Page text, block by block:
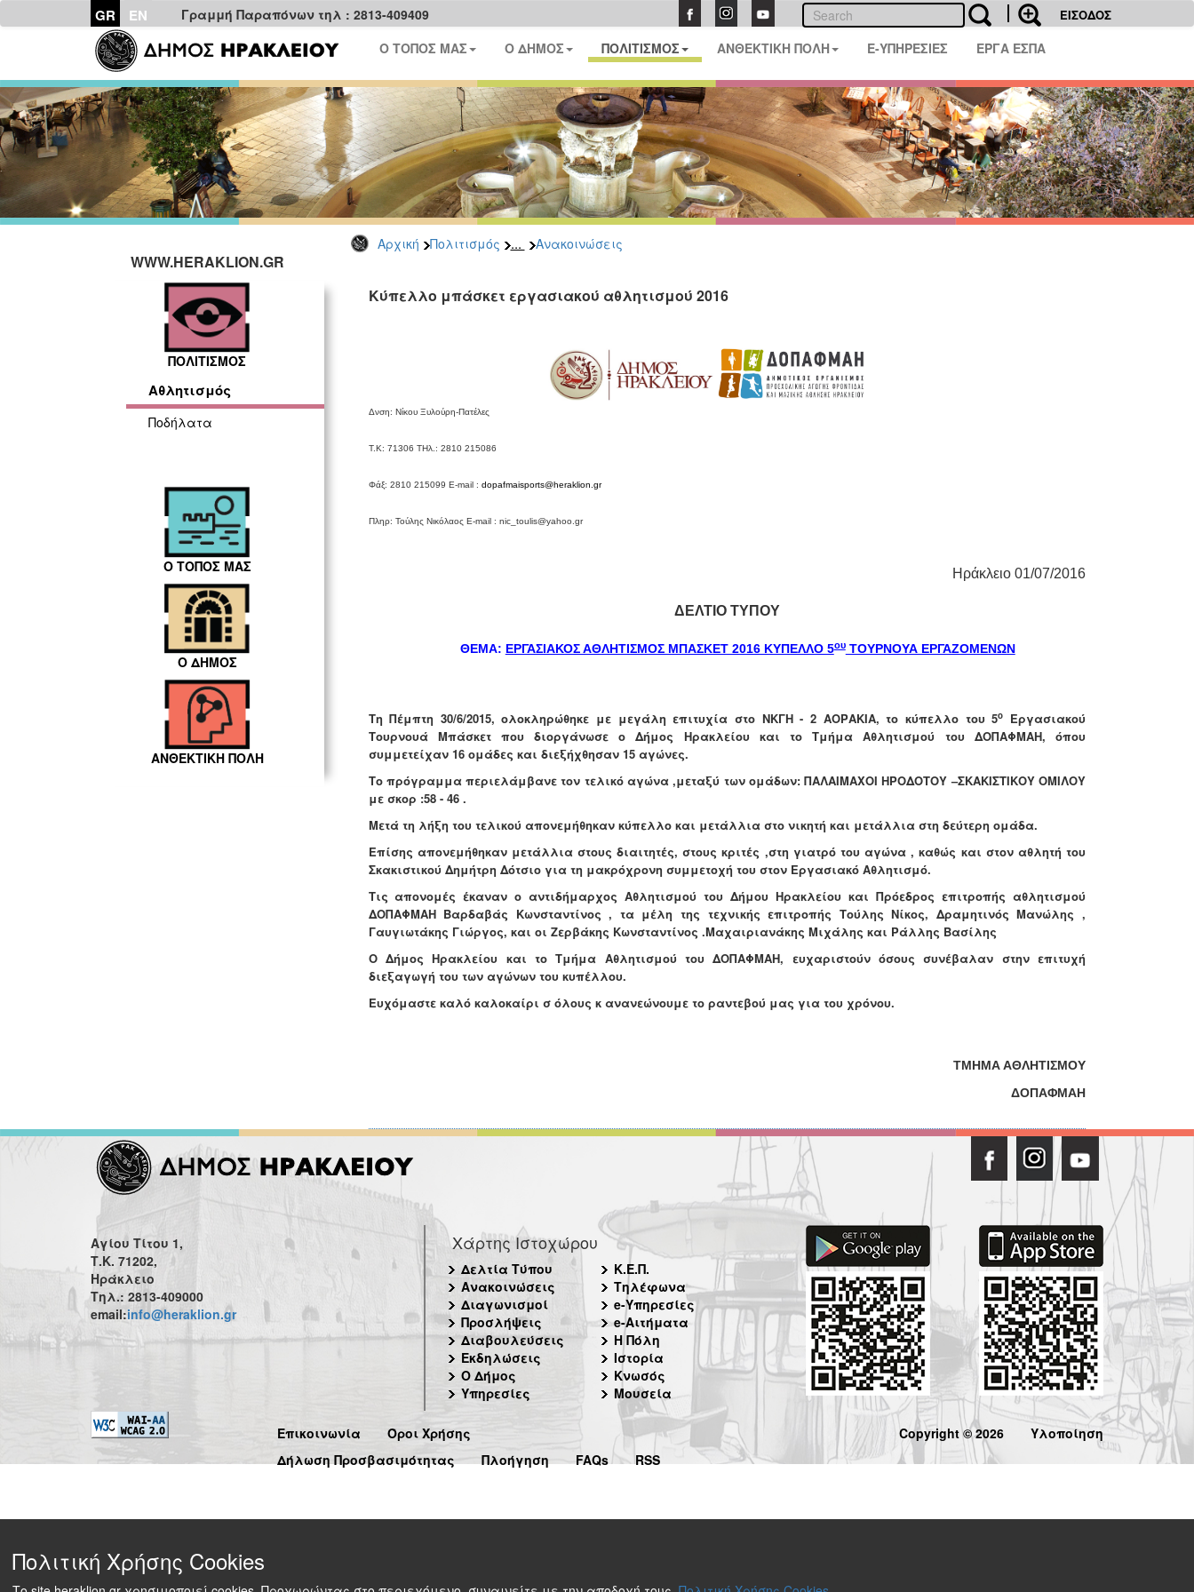
GR EN Γραμμή Παραπόνων τηλ : 2813-409409 ΕΙΣΟΔΟΣ
Ο ΤΟΠΟΣ ΜΑΣ Ο ΔΗΜΟΣ ΠΟΛΙΤΙΣΜΟΣ ΑΝΘΕΚΤΙΚΗ ΠΟΛΗ E-ΥΠΗΡΕΣΙΕΣ ΕΡΓΑ ΕΣΠΑ
Αρχική Πολιτισμός ... Ανακοινώσεις
WWW.HERAKLION.GR
ΠΟΛΙΤΙΣΜΟΣ
Αθλητισμός
Ποδήλατα
Ο ΤΟΠΟΣ ΜΑΣ
Ο ΔΗΜΟΣ
ΑΝΘΕΚΤΙΚΗ ΠΟΛΗ
Κύπελλο μπάσκετ εργασιακού αθλητισμού 2016
Δνση: Νίκου Ξυλούρη-Πατέλες
Τ.Κ: 71306 ΤΗλ.: 2810 215086
Φάξ: 2810 215099 E-mail: dopafmaisports@heraklion gr
Πληρ: Τούλης Νικόλαος E-mail: nic_ toulis@yahoo gr
Ηράκλειο 01/07/2016
ΔΕΛΤΙΟ ΤΥΠΟΥ
ΘΕΜΑ: ΕΡΓΑΣΙΑΚΟΣ ΑΘΛΗΤΙΣΜΟΣ ΜΠΑΣΚΕΤ 2016 ΚΥΠΕΛΛΟ 5ουΤΟΥΡΝΟΥΑ ΕΡΓΑΖΟΜΕΝΩΝ
Τη Πέμπτη 30/6/2015, ολοκληρώθηκε με μεγάλη επιτυχία στο ΝΚΓΗ - 2 ΑΟΡΑΚΙΑ, το κύπελλο του 5ο
Εργασιακού
Τουρνουά Μπάσκετ που διοργάνωσε ο Δήμος Ηρακλείου και το Τμήμα Αθλητισμού του ΔΟΠΑΦΜΑΗ, όπου
συμμετείχαν 16 ομάδες και διεξήχθησαν 15 αγώνες.
Το πρόγραμμα περιελάμβανε τον τελικό αγώνα ,μεταξύ των ομάδων:ΠΑΛΑΙΜΑΧΟΙ ΗΡΟΔΟΤΟΥ –ΣΚΑΚΙΣΤΙΚΟΥ ΟΜΙΛΟΥ
με σκορ :58 - 46 .
Μετά τη λήξη του τελικού απονεμήθηκαν κύπελλο και μετάλλια στο νικητή και μετάλλια στη δεύτερη ομάδα.
Επίσης απονεμήθηκαν μετάλλια στους διαιτητές, στους κριτές ,στη γιατρό του αγώνα , καθώς και στον αθλητή του
Σκακιστικού Δημήτρη Δότσιο για τη μακρόχρονη συμμετοχή του στον Εργασιακό Αθλητισμό.
Τις απονομές έκαναν ο αντιδήμαρχος Αθλητισμού του Δήμου Ηρακλείου και Πρόεδρος επιτροπής αθλητισμού
ΔΟΠΑΦΜΑΗ Βαρδαβάς Κωνσταντίνος , τα μέλη της τεχνικής επιτροπής Τούλης Νίκος, Δραμητινός Μανώλης ,
Γαυγιωτάκης Γιώργος, και οι Ζερβάκης Κωνσταντίνος .Μαχαιριανάκης Μιχάλης και Ράλλης Βασίλης
Ο Δήμος Ηρακλείου και το Τμήμα Αθλητισμού του ΔΟΠΑΦΜΑΗ, ευχαριστούν όσους συνέβαλαν στην επιτυχή
διεξαγωγή του των αγώνων του κυπέλλου.
Ευχόμαστε καλό καλοκαίρι σ όλους κ ανανεώνουμε το ραντεβού μας για του χρόνου.
ΤΜΗΜΑ ΑΘΛΗΤΙΣΜΟΥ
ΔΟΠΑΦΜΑΗ
Αγίου Τίτου 1,
Τ.Κ. 71202,
Ηράκλειο
Τηλ.: 2813-409000
email:info@heraklion.gr
Χάρτης Ιστοχώρου
Δελτία Τύπου
Ανακοινώσεις
Διαγωνισμοί
Προσλήψεις
Διαβουλεύσεις
Εκδηλώσεις
Ο Δήμος
Υπηρεσίες
Κ.Ε.Π.
Τηλέφωνα
e-Υπηρεσίες
e-Αιτήματα
Η Πόλη
Ιστορία
Κνωσός
Μουσεία
Επικοινωνία
Όροι Χρήσης
Δήλωση Προσβασιμότητας
Πλοήγηση FAQs RSS
Copyright © 2026 Υλοποίηση
Πολιτική Χρήσης Cookies